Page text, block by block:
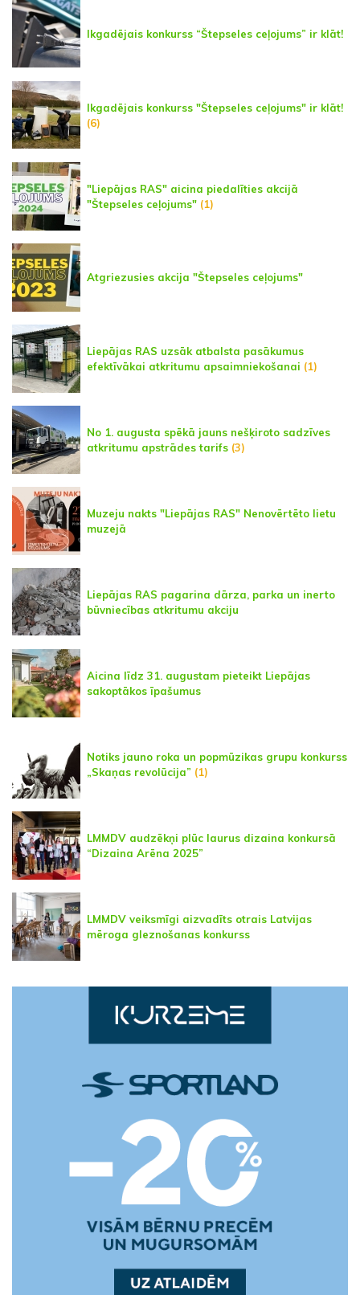
Ikgadējais konkurss “Štepseles ceļojums” ir klāt!
Ikgadējais konkurss "Štepseles ceļojums" ir klāt!
(6)
"Liepājas RAS" aicina piedalīties akcijā
"Štepseles ceļojums" (1)
Atgriezusies akcija "Štepseles ceļojums"
Liepājas RAS uzsāk atbalsta pasākumus
efektīvākai atkritumu apsaimniekošanai (1)
No 1. augusta spēkā jauns nešķiroto sadzīves
atkritumu apstrādes tarifs (3)
Muzeju nakts "Liepājas RAS" Nenovērtēto lietu
muzejā
Liepājas RAS pagarina dārza, parka un inerto
būvniecības atkritumu akciju
Aicina līdz 31. augustam pieteikt Liepājas
sakoptākos īpašumus
Notiks jauno roka un popmūzikas grupu konkurss
„Skaņas revolūcija” (1)
LMMDV audzēkņi plūc laurus dizaina konkursā
“Dizaina Arēna 2025”
LMMDV veiksmīgi aizvadīts otrais Latvijas
mēroga gleznošanas konkurss